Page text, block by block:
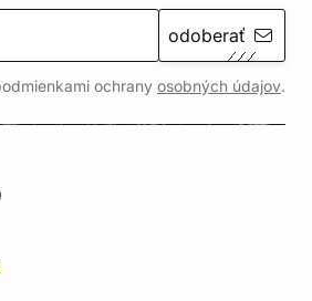
odoberať
ochrany osobných údajov.